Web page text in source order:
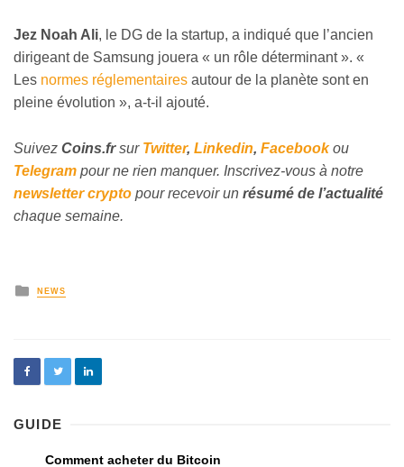
Jez Noah Ali, le DG de la startup, a indiqué que l’ancien
dirigeant de Samsung jouera « un rôle déterminant ». «
Les normes réglementaires autour de la planète sont en
pleine évolution », a-t-il ajouté.
Suivez Coins.frsur Twitter, Linkedin, Facebookou
Telegram pour ne rien manquer. Inscrivez-vous à notre
newsletter crypto pour recevoir un résumé de l’actualité
chaque semaine.
NEWS
GUIDE
Comment acheter du Bitcoin